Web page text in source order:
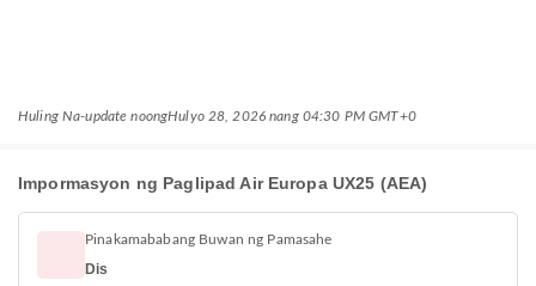
Huling Na-update noongHulyo 28, 2026 nang 04:30 PM GMT+0
Impormasyon ng Paglipad Air Europa UX25 (AEA)
Pinakamababang Buwan ng Pamasahe
Dis